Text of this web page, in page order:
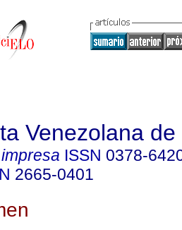
Venezolana
ISSN 0378-
2665-0401